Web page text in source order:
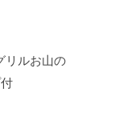
リルお山の
付